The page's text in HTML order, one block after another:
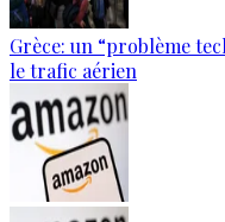
Grèce: un “problème
le trafic aérien